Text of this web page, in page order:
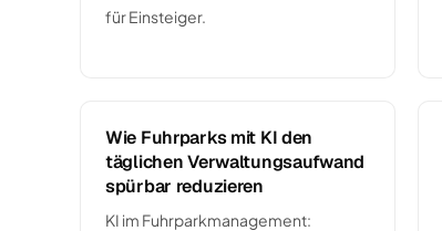
für Einsteiger.
Wie Fuhrparks mit KI den
täglichen Verwaltungsaufwand
spürbar reduzieren
KI im Fuhrparkmanagement: